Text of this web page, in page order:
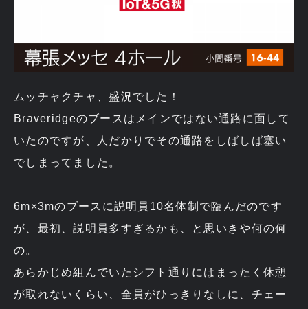
ムッチャクチャ、盛況でした！
Braveridgeのブースはメインではない通路に面して
いたのですが、人だかりでその通路をしばしば塞い
でしまってました。
6m×3mのブースに説明員10名体制で臨んだのです
が、最初、説明員多すぎるかも、と思いきや何の何
の。
あらかじめ組んでいたシフト通りにはまったく休憩
が取れないくらい、全員がひっきりなしに、チェー